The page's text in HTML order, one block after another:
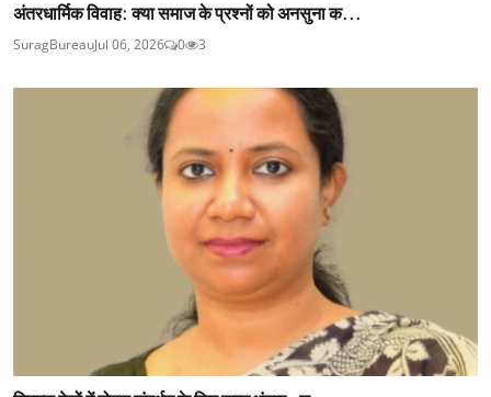
अंतरधार्मिक विवाह: क्या समाज के प्रश्नों को अनसुना क...
SuragBureauJul 06, 2026 0 3